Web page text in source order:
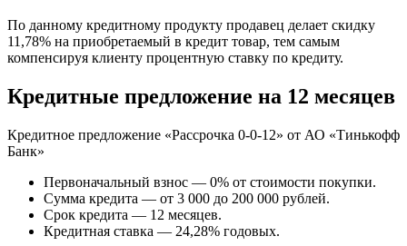
По данному кредитному продукту продавец делает скидку
11,78% на приобретаемый в кредит товар, тем самым
компенсируя клиенту процентную ставку по кредиту.
Кредитные предложение на 12 месяцев
Кредитное предложение «Рассрочка 0-0-12» от АО «Тинькофф
Банк»
Первоначальный взнос — 0% от стоимости покупки.
Сумма кредита — от 3 000 до 200 000 рублей.
Срок кредита — 12 месяцев.
Кредитная ставка — 24,28% годовых.